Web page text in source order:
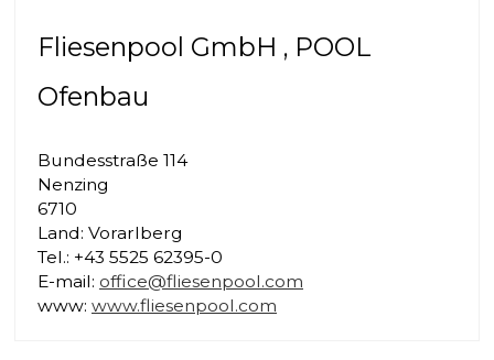
Fliesenpool GmbH , POOL
Ofenbau
Bundesstraße 114
Nenzing
6710
Land: Vorarlberg
Tel.: +43 5525 62395-0
E-mail: office@fliesenpool.com
www: www.fliesenpool.com